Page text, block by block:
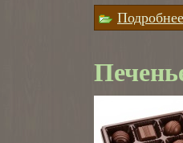
Подробнее